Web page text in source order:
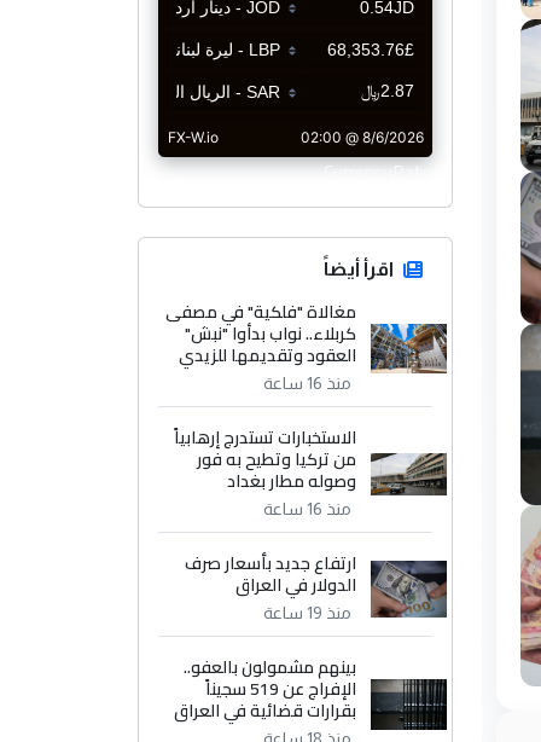
CurrencyRate
اقرأ أيضاً
مغالاة "فلكية" في مصفى
كربلاء.. نواب بدأوا "نبش"
العقود وتقديمها للزيدي
منذ 16 ساعة
الاستخبارات تستدرج إرهابياً
من تركيا وتطيح به فور
وصوله مطار بغداد
منذ 16 ساعة
ارتفاع جديد بأسعار صرف
الدولار في العراق
منذ 19 ساعة
بينهم مشمولون بالعفو..
الإفراج عن 519 سجيناً
بقرارات قضائية في العراق